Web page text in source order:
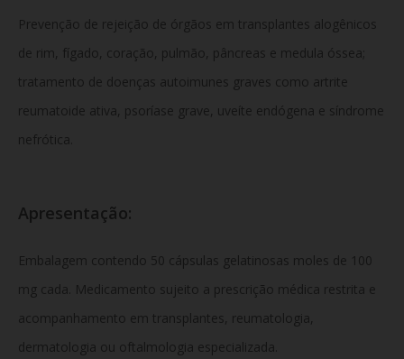
Prevenção de rejeição de órgãos em transplantes alogênicos
de rim, fígado, coração, pulmão, pâncreas e medula óssea;
tratamento de doenças autoimunes graves como artrite
reumatoide ativa, psoríase grave, uveíte endógena e síndrome
nefrótica.
Apresentação:
Embalagem contendo 50 cápsulas gelatinosas moles de 100
mg cada. Medicamento sujeito a prescrição médica restrita e
acompanhamento em transplantes, reumatologia,
dermatologia ou oftalmologia especializada.